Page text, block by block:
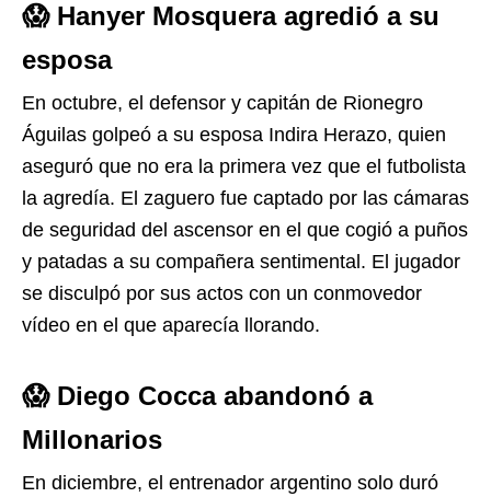
😱 Hanyer Mosquera agredió a su
esposa
En octubre, el defensor y capitán de Rionegro
Águilas golpeó a su esposa Indira Herazo, quien
aseguró que no era la primera vez que el futbolista
la agredía. El zaguero fue captado por las cámaras
de seguridad del ascensor en el que cogió a puños
y patadas a su compañera sentimental. El jugador
se disculpó por sus actos con un conmovedor
vídeo en el que aparecía llorando.
😱 Diego Cocca abandonó a
Millonarios
En diciembre, el entrenador argentino solo duró